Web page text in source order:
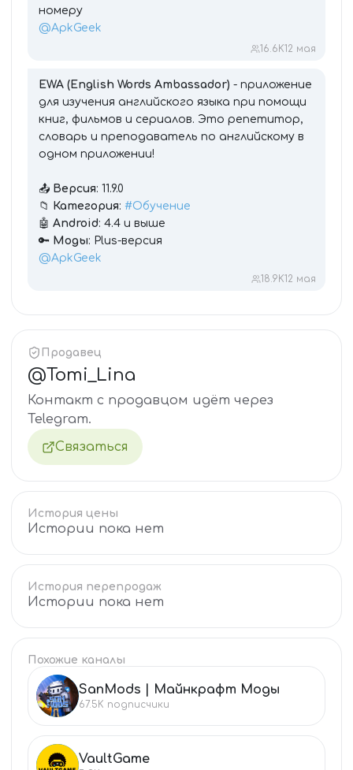
номеру
@ApkGeek
16.6K12 мая
EWA (English Words Ambassador) - приложение
для изучения английского языка при помощи
книг, фильмов и сериалов. Это репетитор,
словарь и преподаватель по английскому в
одном приложении!
📤 Версия: 11.9.0
📁 Категория: #Обучение
🤖 Android: 4.4 и выше
🔑 Моды: Plus-версия
@ApkGeek
18.9K12 мая
Продавец
@Tomi_Lina
Контакт с продавцом идёт через
Telegram.
Связаться
История цены
Истории пока нет
История перепродаж
Истории пока нет
Похожие каналы
SA SanMods | Майнкрафт Моды
67.5K подписчики
VA VaultGame